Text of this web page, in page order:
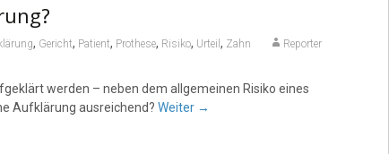
, Gericht, Patient, Prothese, Risiko, Urteil , Zahn Reporter
werden – neben dem allgemeinen Risiko eines
Aufklärung ausreichend? Weiter →